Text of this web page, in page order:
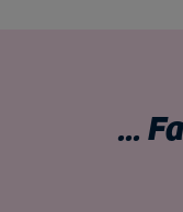
...